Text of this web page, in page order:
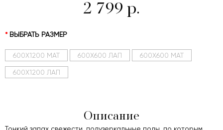
2 799 р.
ВЫБРАТЬ РАЗМЕР
600Х1200 МАТ 600Х600 ЛАП 600Х600 МАТ
600Х1200 ЛАП
Описание